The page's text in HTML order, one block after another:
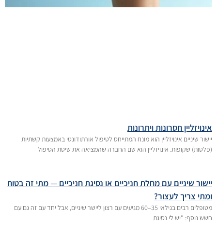
אינויזליין חסרונות ויתרונות
יישור שיניים אינויזליין הוא מונח המתייחס לטיפול אורתודונטי באמצעות קשתיות
(פלטות) שקופות. אינויזליין הוא שם החברה שהמציאה את שיטת הטיפול
יישור שיניים עם מחלת חניכיים או נסיגת חניכיים — מתי זה בטוח
ומתי צריך לעצור?
מטופלים רבים בגילאי 35–60 מגיעים עם רצון ליישר שיניים, אבל יחד עם זה גם עם
חשש נוסף: "יש לי נסיגת